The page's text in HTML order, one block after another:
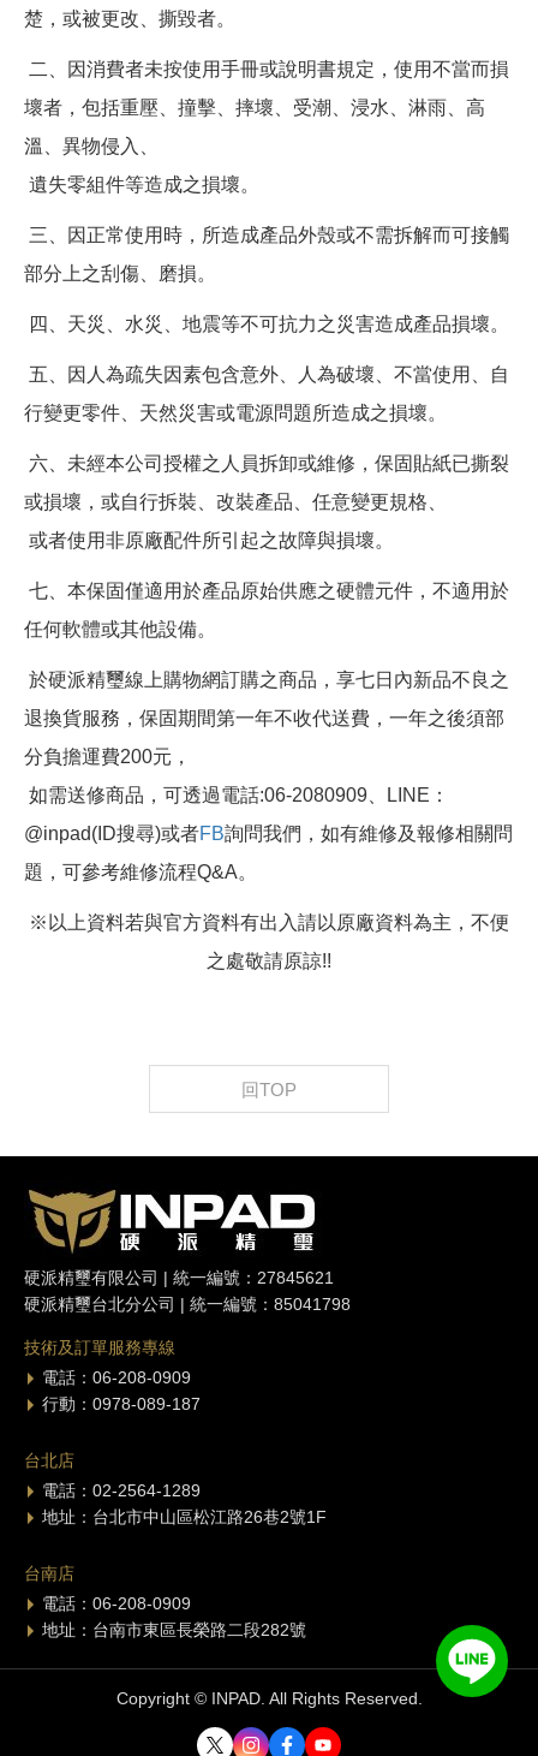
楚，或被更改、撕毀者。
二、因消費者未按使用手冊或說明書規定，使用不當而損
壞者，包括重壓、撞擊、摔壞、受潮、浸水、淋雨、高
溫、異物侵入、
遺失零組件等造成之損壞。
三、因正常使用時，所造成產品外殼或不需拆解而可接觸
部分上之刮傷、磨損。
四、天災、水災、地震等不可抗力之災害造成產品損壞。
五、因人為疏失因素包含意外、人為破壞、不當使用、自
行變更零件、天然災害或電源問題所造成之損壞。
六、未經本公司授權之人員拆卸或維修，保固貼紙已撕裂
或損壞，或自行拆裝、改裝產品、任意變更規格、
或者使用非原廠配件所引起之故障與損壞。
七、本保固僅適用於產品原始供應之硬體元件，不適用於
任何軟體或其他設備。
於硬派精璽線上購物網訂購之商品，享七日內新品不良之
退換貨服務，保固期間第一年不收代送費，一年之後須部
分負擔運費200元，
如需送修商品，可透過電話:06-2080909、LINE：
@inpad(ID搜尋)或者FB詢問我們，如有維修及報修相關問
題，可參考維修流程Q&A。
※以上資料若與官方資料有出入請以原廠資料為主，不便
之處敬請原諒!!
回TOP
硬派精璽有限公司 | 統一編號：27845621
硬派精璽台北分公司 | 統一編號：85041798
技術及訂單服務專線
電話：06-208-0909
行動：0978-089-187
台北店
電話：02-2564-1289
地址：台北市中山區松江路26巷2號1F
台南店
電話：06-208-0909
地址：台南市東區長榮路二段282號
Copyright © INPAD. All Rights Reserved.